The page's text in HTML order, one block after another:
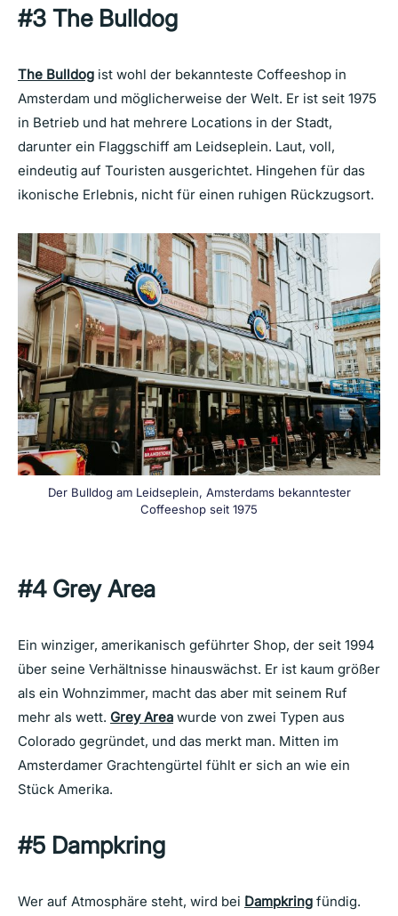
#3 The Bulldog
The Bulldog ist wohl der bekannteste Coffeeshop in
Amsterdam und möglicherweise der Welt. Er ist seit 1975
in Betrieb und hat mehrere Locations in der Stadt,
darunter ein Flaggschiff am Leidseplein. Laut, voll,
eindeutig auf Touristen ausgerichtet. Hingehen für das
ikonische Erlebnis, nicht für einen ruhigen Rückzugsort.
Der Bulldog am Leidseplein, Amsterdams bekanntester
Coffeeshop seit 1975
#4 Grey Area
Ein winziger, amerikanisch geführter Shop, der seit 1994
über seine Verhältnisse hinauswächst. Er ist kaum größer
als ein Wohnzimmer, macht das aber mit seinem Ruf
mehr als wett. Grey Area wurde von zwei Typen aus
Colorado gegründet, und das merkt man. Mitten im
Amsterdamer Grachtengürtel fühlt er sich an wie ein
Stück Amerika.
#5 Dampkring
Wer auf Atmosphäre steht, wird bei Dampkring fündig.